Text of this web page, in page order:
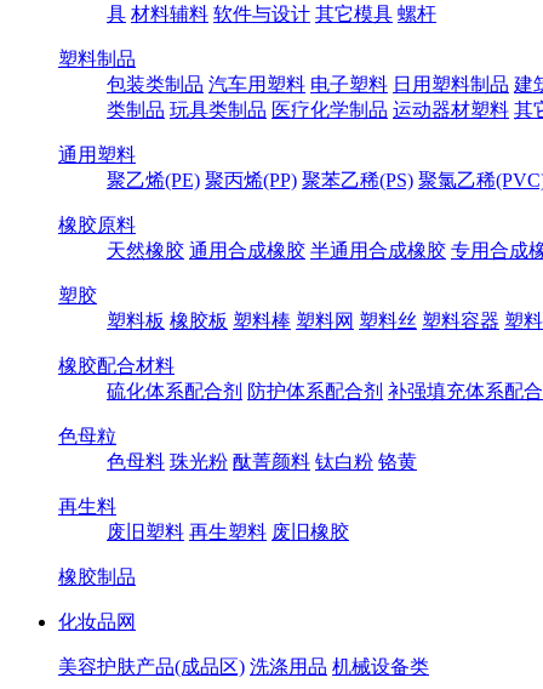
具 材料辅料 软件与设计 其它模具 螺杆
塑料制品
包装类制品 汽车用塑料 电子塑料 日用塑料制品 建
类制品 玩具类制品 医疗化学制品 运动器材塑料 其
通用塑料
聚乙烯(PE) 聚丙烯(PP) 聚苯乙稀(PS) 聚氯乙稀
橡胶原料
天然橡胶 通用合成橡胶 半通用合成橡胶 专用合成
塑胶
塑料板 橡胶板 塑料棒 塑料网 塑料丝 塑料容器 塑
橡胶配合材料
硫化体系配合剂 防护体系配合剂 补强填充体系配
色母粒
色母料 珠光粉 酞菁颜料 钛白粉 铬黄
再生料
废旧塑料 再生塑料 废旧橡胶
橡胶制品
化妆品网
美容护肤产品(成品区) 洗涤用品 机械设备类